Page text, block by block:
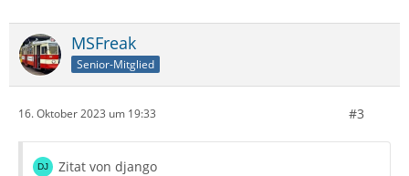
MSFreak
Senior-Mitglied
16. Oktober 2023 um 19:33 #3
Zitat von django